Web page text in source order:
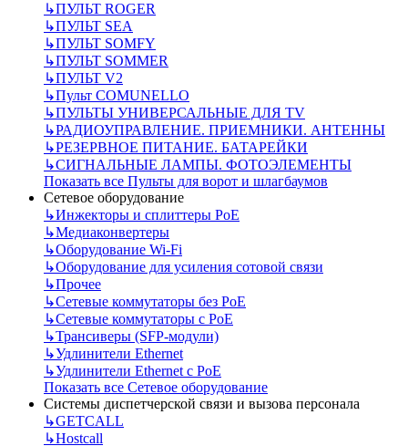
↳ПУЛЬТ ROGER
↳ПУЛЬТ SEA
↳ПУЛЬТ SOMFY
↳ПУЛЬТ SOMMER
↳ПУЛЬТ V2
↳Пульт СOMUNELLO
↳ПУЛЬТЫ УНИВЕРСАЛЬНЫЕ ДЛЯ TV
↳РАДИОУПРАВЛЕНИЕ. ПРИЕМНИКИ. АНТЕННЫ
↳РЕЗЕРВНОЕ ПИТАНИЕ. БАТАРЕЙКИ
↳СИГНАЛЬНЫЕ ЛАМПЫ. ФОТОЭЛЕМЕНТЫ
Показать все Пульты для ворот и шлагбаумов
Сетевое оборудование
↳Инжекторы и сплиттеры РоЕ
↳Медиаконвертеры
↳Оборудование Wi-Fi
↳Оборудование для усиления сотовой связи
↳Прочее
↳Сетевые коммутаторы без РоЕ
↳Сетевые коммутаторы с РоЕ
↳Трансиверы (SFP-модули)
↳Удлинители Ethernet
↳Удлинители Ethernet с PoE
Показать все Сетевое оборудование
Системы диспетчерской связи и вызова персонала
↳GETCALL
↳Hostcall